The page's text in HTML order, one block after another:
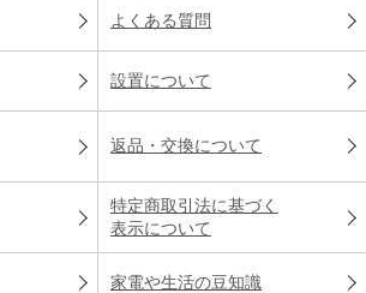
よくある質問
設置について
返品・交換について
特定商取引法に基づく
表示について
家電や生活の豆知識